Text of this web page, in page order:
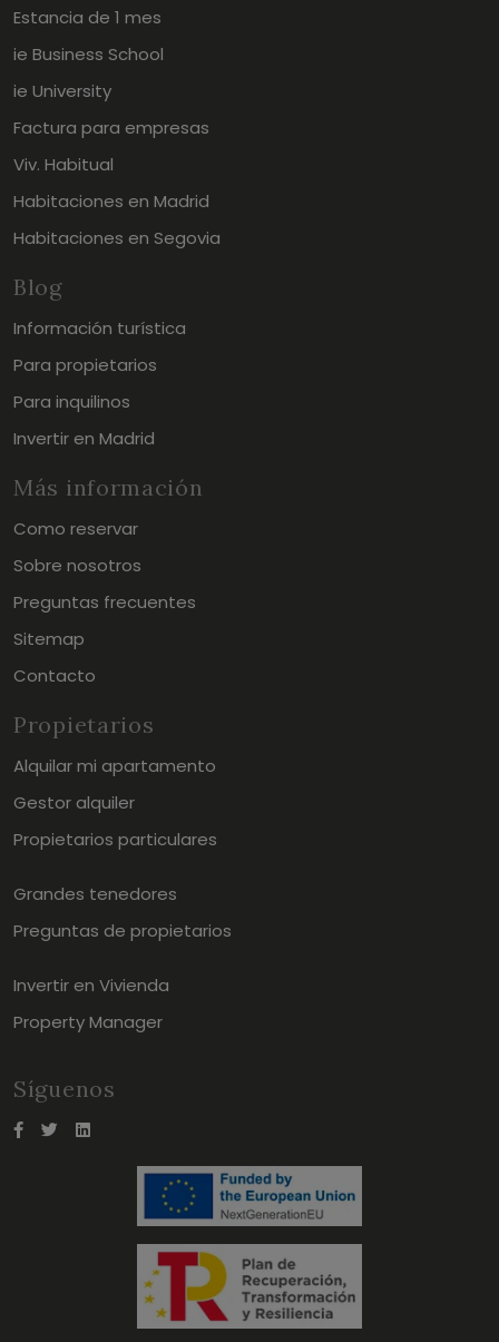
Estancia de 1 mes
ie Business School
ie University
Factura para empresas
Viv. Habitual
Habitaciones en Madrid
Habitaciones en Segovia
Blog
Información turística
Para propietarios
Para inquilinos
Invertir en Madrid
Más información
Como reservar
Sobre nosotros
Preguntas frecuentes
Sitemap
Contacto
Propietarios
Alquilar mi apartamento
Gestor alquiler
Propietarios particulares
Grandes tenedores
Preguntas de propietarios
Invertir en Vivienda
Property Manager
Síguenos